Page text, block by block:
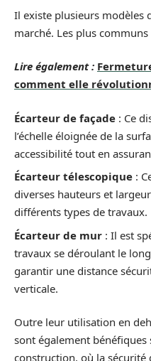
Il existe plusieurs modèles
marché. Les plus
Lire également :
comment elle
Écarteur de façade : Ce
l’échelle éloignée de la
accessibilité tout en
Écarteur télescopique :
diverses hauteurs et
différents types de travaux.
Écarteur de mur : Il est
travaux se déroulant le
garantir une distance
verticale.
Outre leur utilisation en
sont également bénéfiques
construction, où la